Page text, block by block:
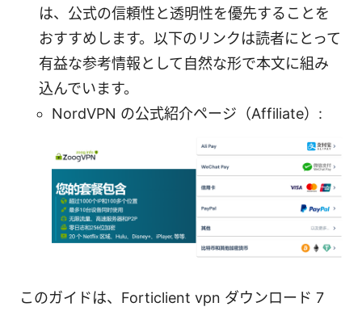
は、公式の信頼性と透明性を優先することを
おすすめします。以下のリンクは読者にとって
有益な参考情報として自然な形で本文に組み
込んでいます。
NordVPN の公式紹介ページ（Affiliate）:
このガイドは、Forticlient vpn ダウンロード 7